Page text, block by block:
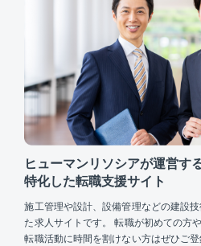
ヒューマンリソシアが運営す
特化した転職支援サイト
施工管理や設計、設備管理などの建設
た求人サイトです。 転職が初めての方
転職活動に時間を割けない方はぜひご